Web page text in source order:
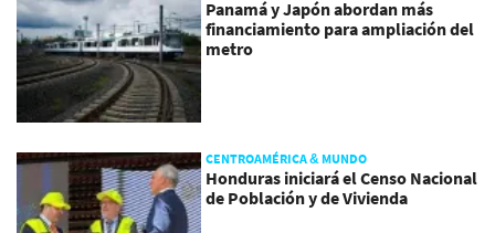
Panamá y Japón abordan más
financiamiento para ampliación del
metro
CENTROAMÉRICA & MUNDO
Honduras iniciará el Censo Nacional
de Población y de Vivienda